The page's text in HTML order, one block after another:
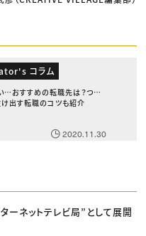
コラム
…おすすめの転職先は？つら
出す転職のコツも紹介
2020.11.30
ーネットテレビ局”として展開